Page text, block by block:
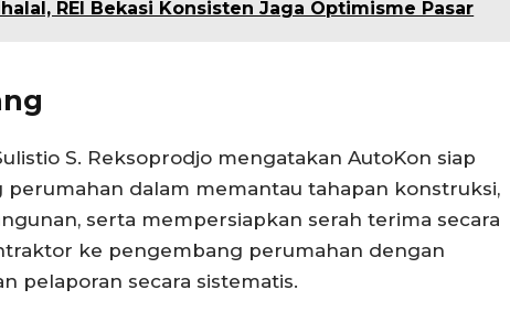
REI Bekasi Konsisten Jaga Optimisme Pasar
S. Reksoprodjo mengatakan AutoKon siap
dalam memantau tahapan konstruksi,
serta mempersiapkan serah terima secara
ke pengembang perumahan dengan
pelaporan secara sistematis.